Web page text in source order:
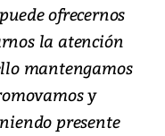
ofrecernos
la atención
mantengamos
y
presente